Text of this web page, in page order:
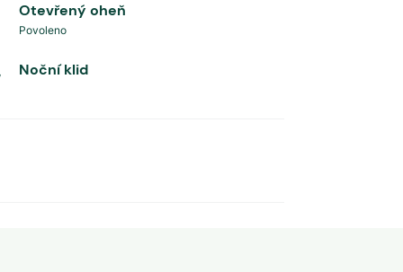
Otevřený oheň
Povoleno
Noční klid